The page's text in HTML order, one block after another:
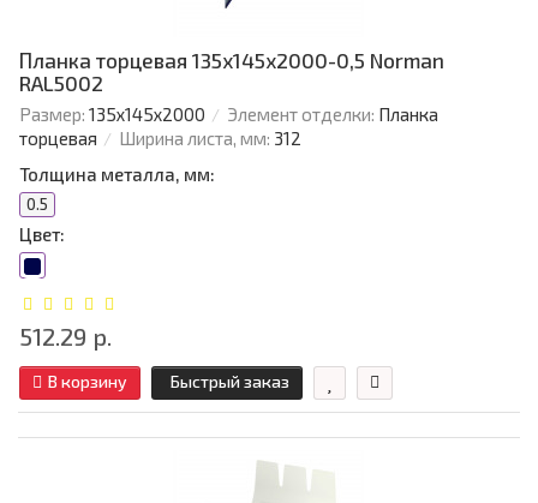
Планка торцевая 135х145х2000-0,5 Norman
RAL5002
Размер: 135х145х2000 Элемент отделки: Планка
торцевая
Ширина листа, мм: 312
Толщина металла, мм:
0.5
Цвет:
512.29 р.
В корзину Быстрый заказ